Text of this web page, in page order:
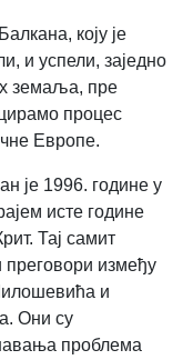
коју је
и успели, заједно
земаља, пре
процес
Европе.
је 1996. године у
исте године
Тај самит
преговори између
и
Они су
проблема